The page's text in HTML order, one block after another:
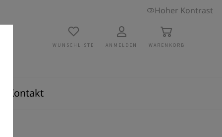
Hoher Kontrast
WUNSCHLISTE ANMELDEN WARENKORB
Kontakt